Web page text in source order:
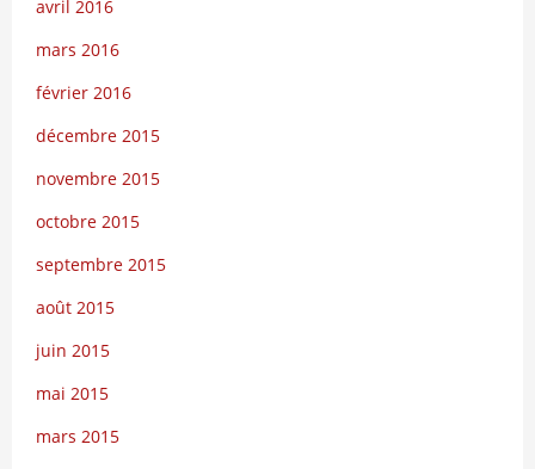
avril 2016
mars 2016
février 2016
décembre 2015
novembre 2015
octobre 2015
septembre 2015
août 2015
juin 2015
mai 2015
mars 2015